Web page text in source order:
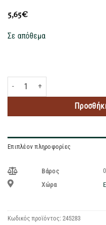
5,65€
Σε απόθεμα
HEALTHY CO ΠΡΑΛΙΝΑ
Επιπλέον πληροφορίες
Βάρος
Χώρα
Κωδικός προϊόντος: 245283